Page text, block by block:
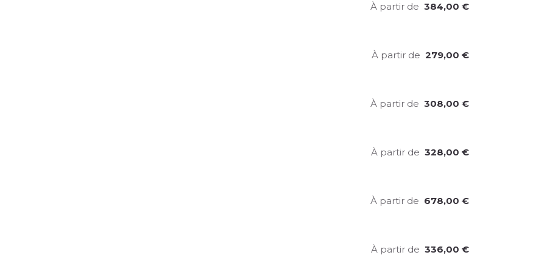
À partir de 384,00 €
À partir de 279,00 €
À partir de 308,00 €
À partir de 328,00 €
À partir de 678,00 €
À partir de 336,00 €